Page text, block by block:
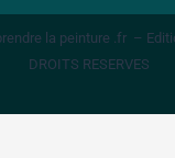
la peinture .fr –
DROITS RESERVES